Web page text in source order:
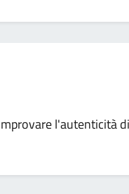
l'autenticità